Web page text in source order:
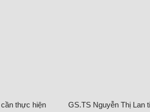
thực hiện
GS.TS Nguyễn Thị Lan